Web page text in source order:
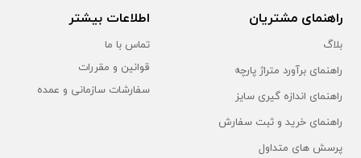
راهنمای مشتریان
بلاگ
راهنمای برآورد متراژ پارچه
راهنمای اندازه گیری سایز
راهنمای خرید و ثبت سفارش
پرسش های متداول
اطلاعات بیشتر
تماس با ما
قوانین و مقررات
سفارشات سازمانی و عمده